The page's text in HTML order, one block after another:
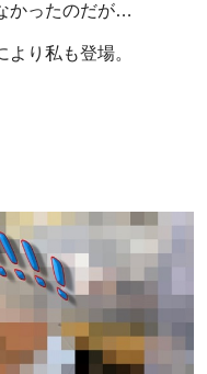
かったのだが…
り私も登場。